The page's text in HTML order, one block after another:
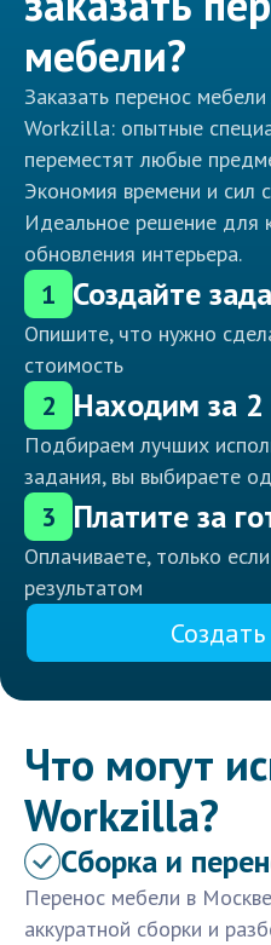
мебели?
Заказать перенос
Workzilla: опытные
переместят любые
Экономия времени и сил
Идеальное решение для
обновления интерьера.
1 Создайте
Опишите, что нужно
стоимость
2 Находим за
Подбираем лучших
задания, вы выбираете
3 Платите за
Оплачиваете, только
результатом
Что могут
Workzilla?
Сборка и
Перенос мебели в
аккуратной сборки и